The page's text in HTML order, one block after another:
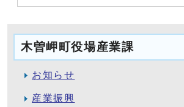
木曽岬町役場産業課
お知らせ
産業振興